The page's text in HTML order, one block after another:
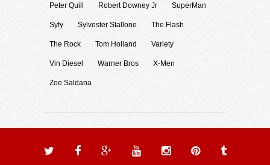
Peter Quill Robert Downey Jr SuperMan
Syfy Sylvester Stallone The Flash
The Rock Tom Holland Variety
Vin Diesel Warner Bros X-Men
Zoe Saldana